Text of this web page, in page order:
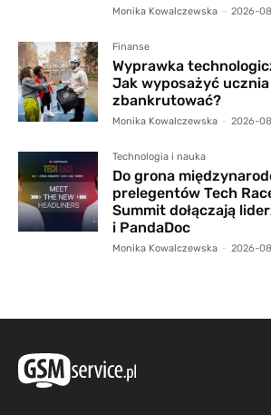
Monika Kowalczewska - 2026-
Finanse
Wyprawka
Jak wyposażyć
zbankrutować?
Monika Kowalczewska - 2026-
Technologia i nauka
Do grona
prelegentów Tech
Summit dołączają
i PandaDoc
Monika Kowalczewska - 2026-